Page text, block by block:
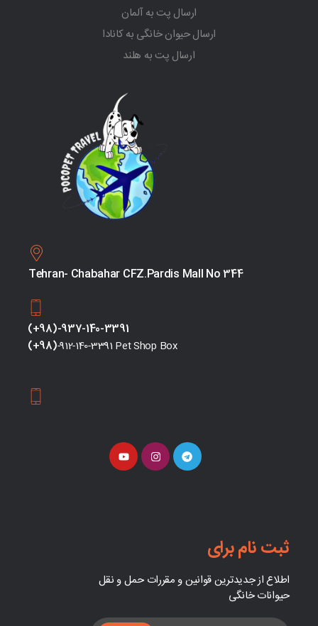
ارسال پت به آلمان
ارسال حیوان خانگی به کانادا
ارسال پت به هلند
Tehran- Chabahar CFZ.Pardis Mall No 344
(+98)-937-140-3391
(+98)-912-140-3391 Pet Shop Box
ثبت نام برای
اطلاع از جدیدترین قوانین و مقررات حمل و نقل
حیوانات خانگی